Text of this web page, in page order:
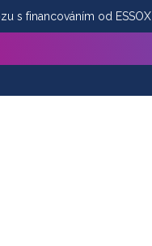
s financováním od ESSOX